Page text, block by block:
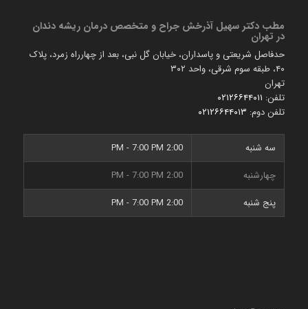
مطب دكتر سهیل آذرخش جراح و متخصص درمان ریشه دندان
در تهران
حدفاصل شریعتی و پاسداران، خیابان گل نبی، بعد از چهارراه زمرد، پلاک
۴۰، طبقه سوم شرقی، واحد ۳۰۲
تهران
تلفن: ۰۲۱۲۶۶۴۴۰۱۱
تلفن دوم: ۰۲۱۲۶۶۴۴۰۱۳
سه شنبه
2:00 PM - 7:00 PM
چهارشنبه
2:00 PM - 7:00 PM
پنج شنبه
2:00 PM - 7:00 PM